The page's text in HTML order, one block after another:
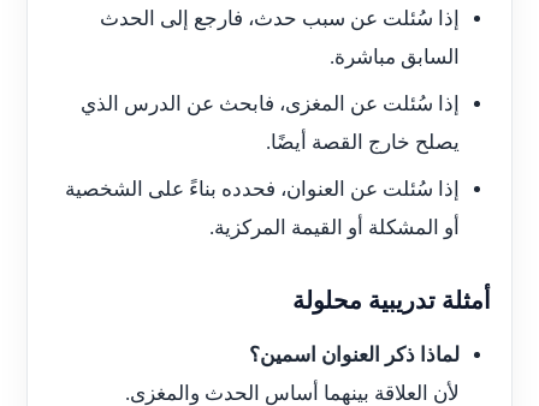
إذا سُئلت عن سبب حدث، فارجع إلى الحدث
السابق مباشرة.
إذا سُئلت عن المغزى، فابحث عن الدرس الذي
يصلح خارج القصة أيضًا.
إذا سُئلت عن العنوان، فحدده بناءً على الشخصية
أو المشكلة أو القيمة المركزية.
أمثلة تدريبية محلولة
لماذا ذكر العنوان اسمين؟
لأن العلاقة بينهما أساس الحدث والمغزى.